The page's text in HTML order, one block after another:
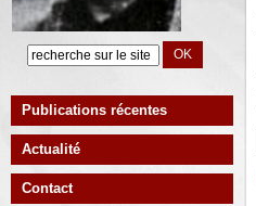
Publications récentes
Actualité
Contact